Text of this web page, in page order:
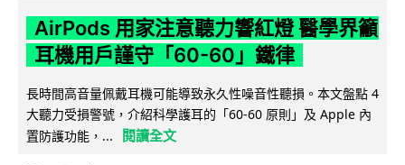
AirPods 用家注意聽力響紅燈 醫學界籲
耳機用戶謹守「60-60」鐵律
長時間高音量佩戴耳機可能導致永久性噪音性聽損。本文盤點 4
大聽力受損警號，介紹科學護耳的「60-60 原則」及 Apple 內
置防護功能，...
閱讀全文